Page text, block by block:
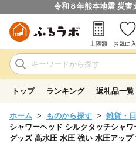
令和８年熊本地震 災害
上限額 お気に
トップ ランキング 返礼品一覧
ホーム ものから探す 雑貨・
シャワーヘッド シルクタッチシャ
グッズ 高水圧 水圧 強い 水圧アッ